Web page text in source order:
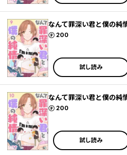
なんて罪深い君と僕の純
200
ポイント
試し読み
なんて罪深い君と僕の純
200
ポイント
試し読み